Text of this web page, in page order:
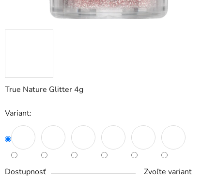
True Nature Glitter 4g
Variant:
Dostupnosť
Zvoľte variant